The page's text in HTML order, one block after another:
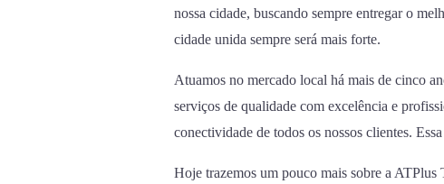
nossa cidade, buscando sempre entregar o
cidade unida sempre será mais forte.
Atuamos no mercado local há mais de cinco
serviços de qualidade com excelência e
conectividade de todos os nossos clientes.
Hoje trazemos um pouco mais sobre a ATPlus